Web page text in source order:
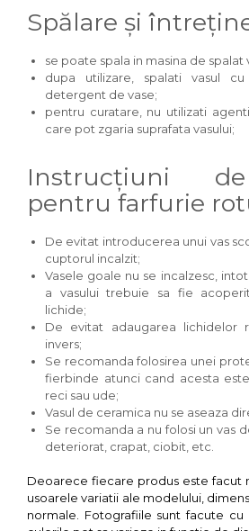
Spălare și
se poate spala in masina de spalat
dupa utilizare, spalati vasul
detergent de vase;
pentru curatare, nu utilizati
care pot zgaria suprafata vasului;
Instrucțiuni
pentru farfurie
De evitat introducerea unui vas
cuptorul incalzit;
Vasele goale nu se incalzesc,
a vasului trebuie sa fie
lichide;
De evitat adaugarea lichidelor
invers;
Se recomanda folosirea unei
fierbinde atunci cand acesta
reci sau ude;
Vasul de ceramica nu se aseaza
Se recomanda a nu folosi un vas
deteriorat, crapat, ciobit, etc.
Deoarece fiecare produs este facut
usoarele variatii ale modelului,
normale. Fotografiile sunt facute